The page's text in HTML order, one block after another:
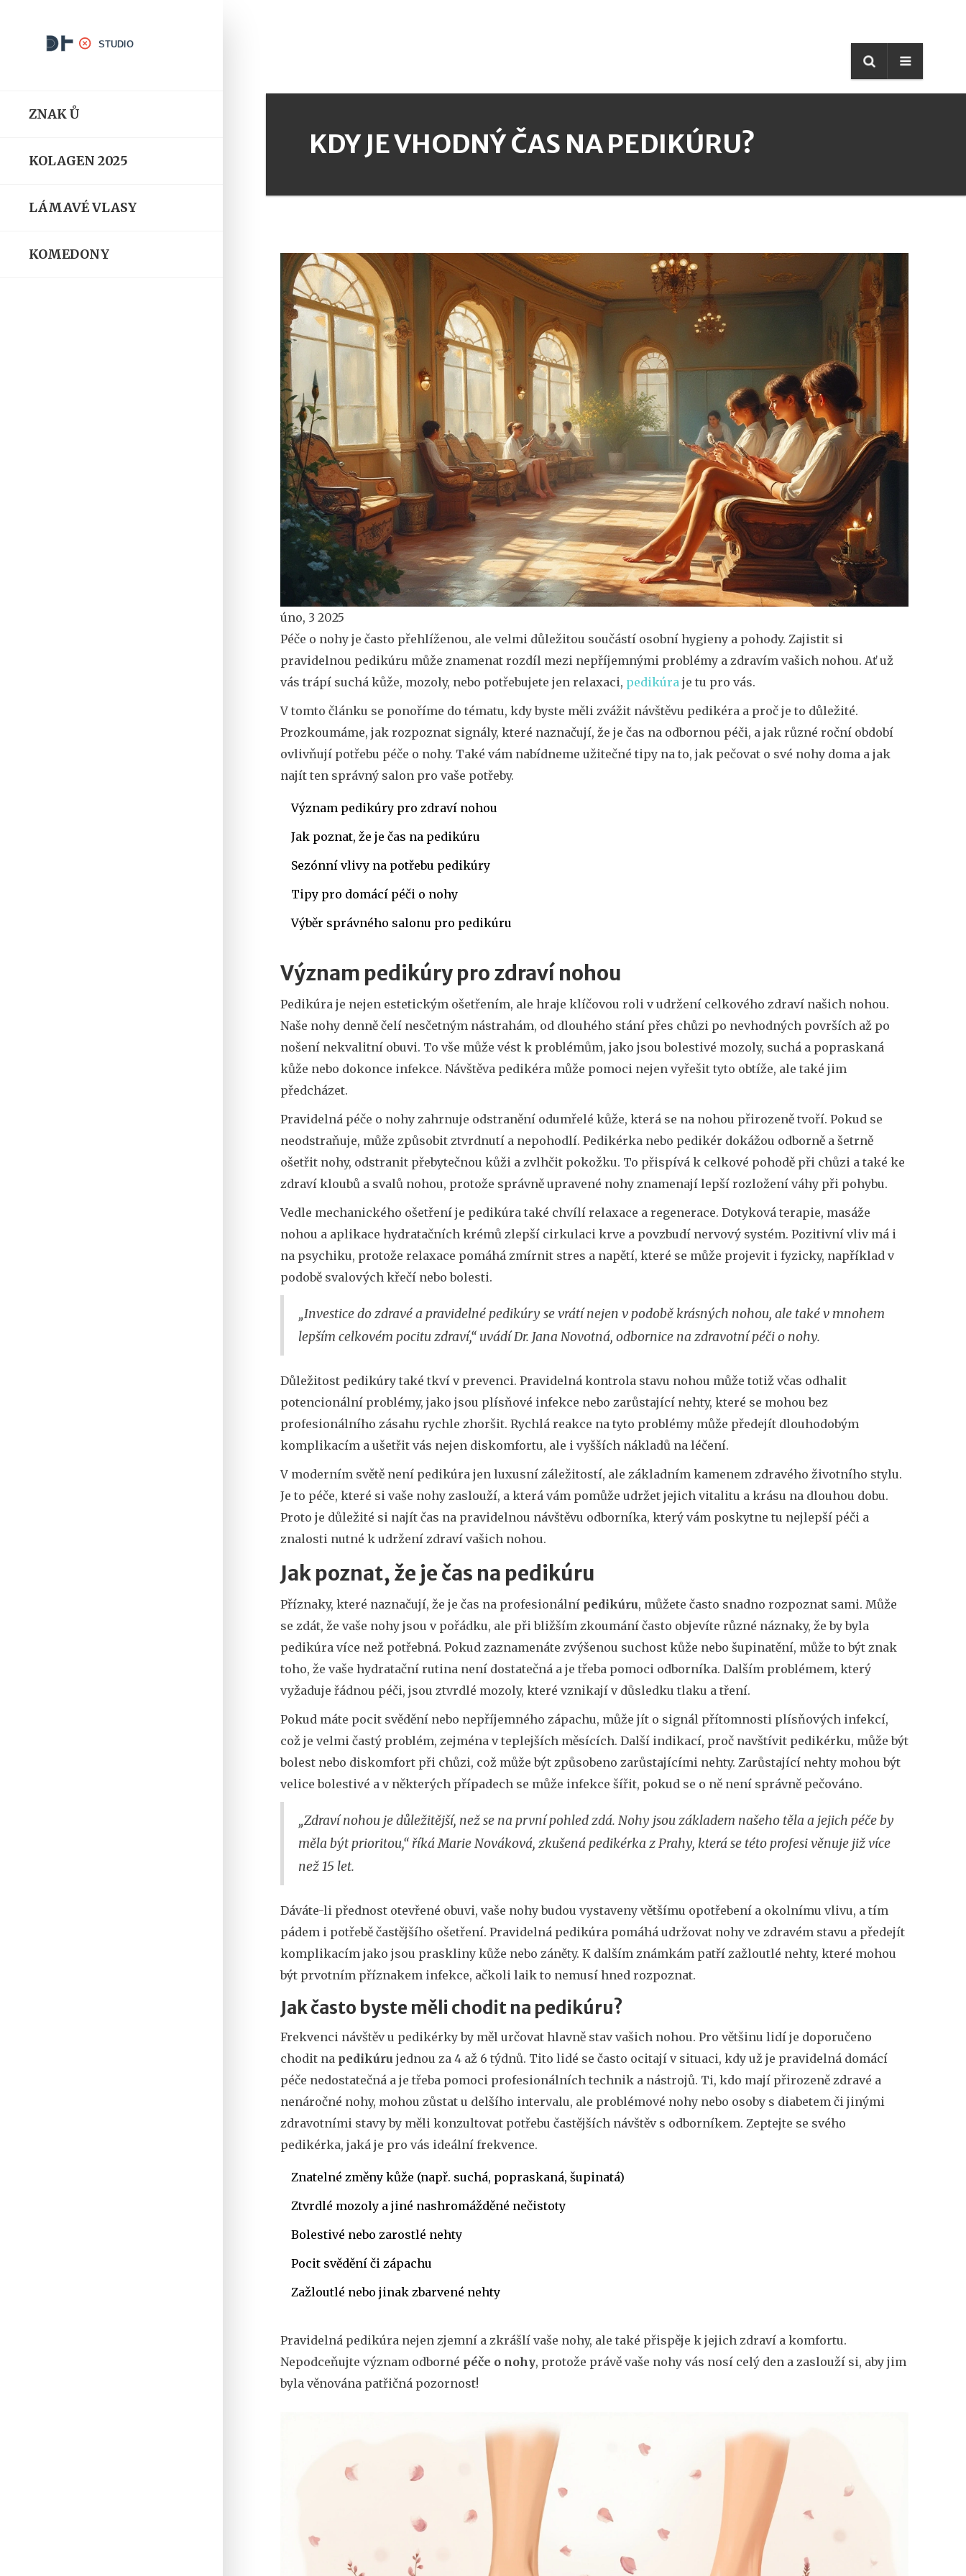
ZNAK Ů
KOLAGEN 2025
LÁMAVÉ VLASY
KOMEDONY
KDY JE VHODNÝ ČAS NA PEDIKÚRU?
úno, 3 2025
Péče o nohy je často přehlíženou, ale velmi důležitou součástí osobní hygieny a pohody. Zajistit si
pravidelnou pedikúru může znamenat rozdíl mezi nepříjemnými problémy a zdravím vašich nohou. Ať už
vás trápí suchá kůže, mozoly, nebo potřebujete jen relaxaci, pedikúra je tu pro vás.
V tomto článku se ponoříme do tématu, kdy byste měli zvážit návštěvu pedikéra a proč je to důležité.
Prozkoumáme, jak rozpoznat signály, které naznačují, že je čas na odbornou péči, a jak různé roční období
ovlivňují potřebu péče o nohy. Také vám nabídneme užitečné tipy na to, jak pečovat o své nohy doma a jak
najít ten správný salon pro vaše potřeby.
Význam pedikúry pro zdraví nohou
Jak poznat, že je čas na pedikúru
Sezónní vlivy na potřebu pedikúry
Tipy pro domácí péči o nohy
Výběr správného salonu pro pedikúru
Význam pedikúry pro zdraví nohou
Pedikúra je nejen estetickým ošetřením, ale hraje klíčovou roli v udržení celkového zdraví našich nohou.
Naše nohy denně čelí nesčetným nástrahám, od dlouhého stání přes chůzi po nevhodných površích až po
nošení nekvalitní obuvi. To vše může vést k problémům, jako jsou bolestivé mozoly, suchá a popraskaná
kůže nebo dokonce infekce. Návštěva pedikéra může pomoci nejen vyřešit tyto obtíže, ale také jim
předcházet.
Pravidelná péče o nohy zahrnuje odstranění odumřelé kůže, která se na nohou přirozeně tvoří. Pokud se
neodstraňuje, může způsobit ztvrdnutí a nepohodlí. Pedikérka nebo pedikér dokážou odborně a šetrně
ošetřit nohy, odstranit přebytečnou kůži a zvlhčit pokožku. To přispívá k celkové pohodě při chůzi a také ke
zdraví kloubů a svalů nohou, protože správně upravené nohy znamenají lepší rozložení váhy při pohybu.
Vedle mechanického ošetření je pedikúra také chvílí relaxace a regenerace. Dotyková terapie, masáže
nohou a aplikace hydratačních krémů zlepší cirkulaci krve a povzbudí nervový systém. Pozitivní vliv má i
na psychiku, protože relaxace pomáhá zmírnit stres a napětí, které se může projevit i fyzicky, například v
podobě svalových křečí nebo bolesti.
„Investice do zdravé a pravidelné pedikúry se vrátí nejen v podobě krásných nohou, ale také v mnohem
lepším celkovém pocitu zdraví,“ uvádí Dr. Jana Novotná, odbornice na zdravotní péči o nohy.
Důležitost pedikúry také tkví v prevenci. Pravidelná kontrola stavu nohou může totiž včas odhalit
potencionální problémy, jako jsou plísňové infekce nebo zarůstající nehty, které se mohou bez
profesionálního zásahu rychle zhoršit. Rychlá reakce na tyto problémy může předejít dlouhodobým
komplikacím a ušetřit vás nejen diskomfortu, ale i vyšších nákladů na léčení.
V moderním světě není pedikúra jen luxusní záležitostí, ale základním kamenem zdravého životního stylu.
Je to péče, které si vaše nohy zaslouží, a která vám pomůže udržet jejich vitalitu a krásu na dlouhou dobu.
Proto je důležité si najít čas na pravidelnou návštěvu odborníka, který vám poskytne tu nejlepší péči a
znalosti nutné k udržení zdraví vašich nohou.
Jak poznat, že je čas na pedikúru
Příznaky, které naznačují, že je čas na profesionální pedikúru, můžete často snadno rozpoznat sami. Může
se zdát, že vaše nohy jsou v pořádku, ale při bližším zkoumání často objevíte různé náznaky, že by byla
pedikúra více než potřebná. Pokud zaznamenáte zvýšenou suchost kůže nebo šupinatění, může to být znak
toho, že vaše hydratační rutina není dostatečná a je třeba pomoci odborníka. Dalším problémem, který
vyžaduje řádnou péči, jsou ztvrdlé mozoly, které vznikají v důsledku tlaku a tření.
Pokud máte pocit svědění nebo nepříjemného zápachu, může jít o signál přítomnosti plísňových infekcí,
což je velmi častý problém, zejména v teplejších měsících. Další indikací, proč navštívit pedikérku, může být
bolest nebo diskomfort při chůzi, což může být způsobeno zarůstajícími nehty. Zarůstající nehty mohou být
velice bolestivé a v některých případech se může infekce šířit, pokud se o ně není správně pečováno.
„Zdraví nohou je důležitější, než se na první pohled zdá. Nohy jsou základem našeho těla a jejich péče by
měla být prioritou,“ říká Marie Nováková, zkušená pedikérka z Prahy, která se této profesi věnuje již více
než 15 let.
Dáváte-li přednost otevřené obuvi, vaše nohy budou vystaveny většímu opotřebení a okolnímu vlivu, a tím
pádem i potřebě častějšího ošetření. Pravidelná pedikúra pomáhá udržovat nohy ve zdravém stavu a předejít
komplikacím jako jsou praskliny kůže nebo záněty. K dalším známkám patří zažloutlé nehty, které mohou
být prvotním příznakem infekce, ačkoli laik to nemusí hned rozpoznat.
Jak často byste měli chodit na pedikúru?
Frekvenci návštěv u pedikérky by měl určovat hlavně stav vašich nohou. Pro většinu lidí je doporučeno
chodit na pedikúru jednou za 4 až 6 týdnů. Tito lidé se často ocitají v situaci, kdy už je pravidelná domácí
péče nedostatečná a je třeba pomoci profesionálních technik a nástrojů. Ti, kdo mají přirozeně zdravé a
nenáročné nohy, mohou zůstat u delšího intervalu, ale problémové nohy nebo osoby s diabetem či jinými
zdravotními stavy by měli konzultovat potřebu častějších návštěv s odborníkem. Zeptejte se svého
pedikérka, jaká je pro vás ideální frekvence.
Znatelné změny kůže (např. suchá, popraskaná, šupinatá)
Ztvrdlé mozoly a jiné nashromážděné nečistoty
Bolestivé nebo zarostlé nehty
Pocit svědění či zápachu
Zažloutlé nebo jinak zbarvené nehty
Pravidelná pedikúra nejen zjemní a zkrášlí vaše nohy, ale také přispěje k jejich zdraví a komfortu.
Nepodceňujte význam odborné péče o nohy, protože právě vaše nohy vás nosí celý den a zaslouží si, aby jim
byla věnována patřičná pozornost!